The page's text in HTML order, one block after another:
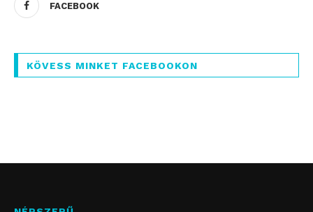
FACEBOOK
KÖVESS MINKET FACEBOOKON